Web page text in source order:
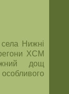
Нижні
XCM
дощ